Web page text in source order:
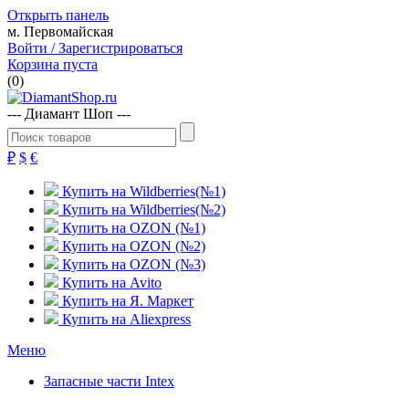
Открыть панель
м. Первомайская
Войти / Зарегистрироваться
Корзина пуста
(0)
--- Диамант Шоп ---
₽ $ €
Купить на Wildberries(№1)
Купить на Wildberries(№2)
Купить на OZON (№1)
Купить на OZON (№2)
Купить на OZON (№3)
Купить на Avito
Купить на Я. Маркет
Купить на Aliexpress
Меню
Запасные части Intex